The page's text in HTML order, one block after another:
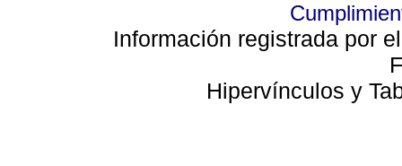
Información registrada por
Hipervínculos y